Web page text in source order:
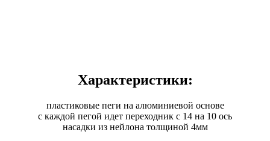
Характеристики:
пластиковые пеги на алюминиевой основе
с каждой пегой идет переходник с 14 на 10 ось
насадки из нейлона толщиной 4мм